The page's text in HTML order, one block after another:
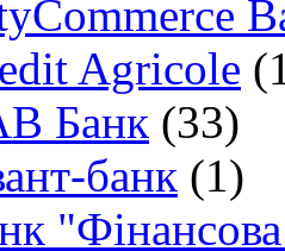
Agricole
Банк (33)
банк (1)
"Фінансова